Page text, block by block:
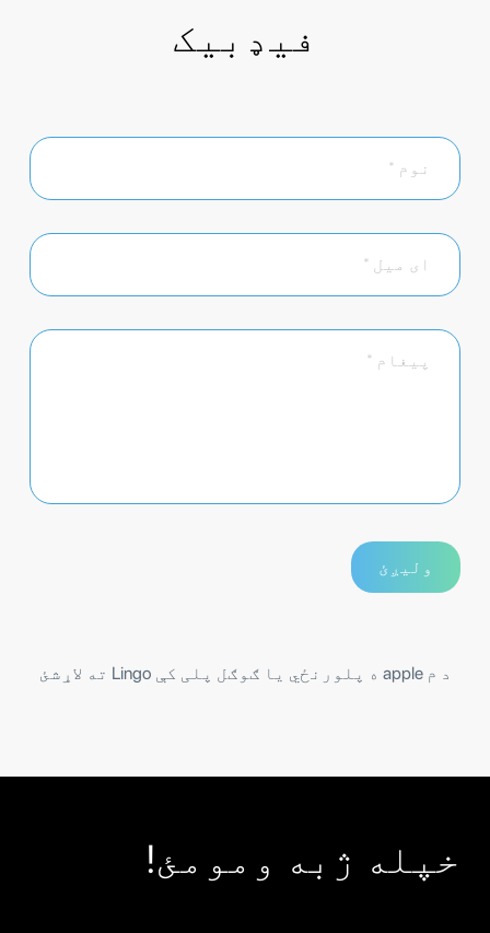
فیډبیک
د م apple ه پلورنځي یا ګوګل پلی کې Lingo ته لاړشئ
خپله ژبه ومومئ!